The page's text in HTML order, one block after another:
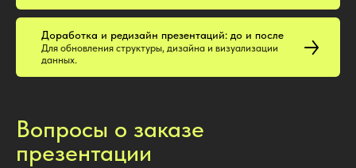
Доработка и редизайн презентаций: до и после
Для обновления структуры, дизайна и визуализации
данных.
Вопросы о заказе
презентации